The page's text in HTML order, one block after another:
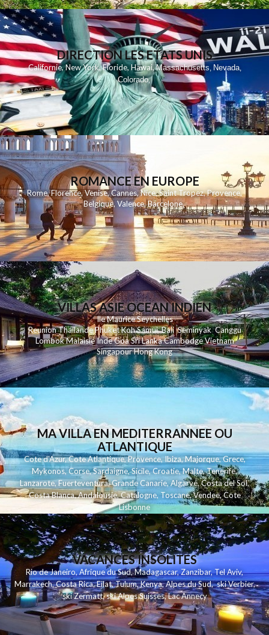
DIRECTION LES ETATS UNIS
Californie,New York,Floride,Hawai,Massachusetts, Nevada,
Colorado,
ROMANCE EN EUROPE
Rome,Florence,Venise,Cannes,Nice,Saint Tropez,Provence,
Belgique,Valence,Barcelone,
VILLAS ASIE OCEAN INDIEN
Ile MauriceSeychelles
ReunionThailandePhuketKohSamui Bali SeminyakCanggu
LombokMalaisieIndeGoaSri LankaCambodgeVietnam
SingapourHong Kong
MA VILLA EN MEDITERRANNEE OU
ATLANTIQUE
Cote d'Azur,Cote Atlantique,Provence,Ibiza,Majorque,Grece,
Mykonos,Corse,Sardaigne,Sicile,Croatie,Malte,Tenerife,
Lanzarote,Fuerteventura,Grande Canarie,Algarve,Costa del Sol,
Costa Blanca,Andalousie,Catalogne,Toscane,Vendee,Cote
Lisbonne
VACANCES INSOLITES
Rio de Janeiro,Afrique du Sud,Madagascar,Zanzibar,Tel Aviv,
Marrakech,Costa Rica,Eilat,Tulum,Kenya,Alpes du Sud,ski Verbier,
ski Zermatt,ski Alpes Suisses,Lac Annecy